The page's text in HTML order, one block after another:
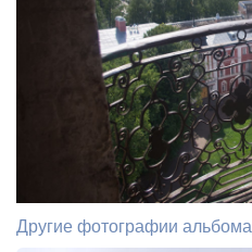
Другие фотографии альбома